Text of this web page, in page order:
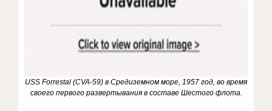
USS Forrestal (CVA-59) в Средиземном море, 1957 год, во время
своего первого развертывания в составе Шестого флота.